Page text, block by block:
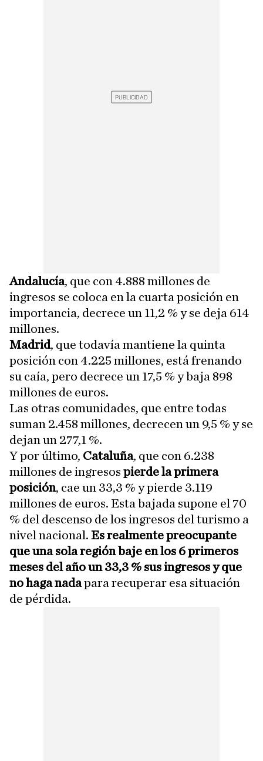
Andalucía, que con 4.888 millones de
ingresos se coloca en la cuarta posición en
importancia, decrece un 11,2 % y se deja 614
millones.
Madrid, que todavía mantiene la quinta
posición con 4.225 millones, está frenando
su caía, pero decrece un 17,5 % y baja 898
millones de euros.
Las otras comunidades, que entre todas
suman 2.458 millones, decrecen un 9,5 % y se
dejan un 277,1 %.
Y por último, Cataluña, que con 6.238
millones de ingresos pierde la primera
posición, cae un 33,3 % y pierde 3.119
millones de euros. Esta bajada supone el 70
% del descenso de los ingresos del turismo a
nivel nacional. Es realmente preocupante
que una sola región baje en los 6 primeros
meses del año un 33,3 % sus ingresos y que
no haga nadapara recuperar esa situación
de pérdida.